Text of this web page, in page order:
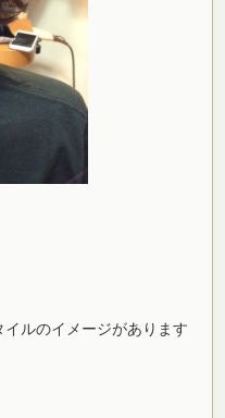
ルのイメージがあります